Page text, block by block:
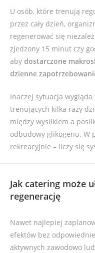
U osób, które trenują
przez cały dzień,
regenerować się
zjedzony 15 minut czy
aby dostarczone
dzienne
Inaczej sytuacja
trenujących kilka razy
między wysiłkiem a
odbudowy glikogenu. W
rekreacyjnie – liczy się
Jak catering może
regenerację
Nawet najlepiej
efektów bez
aktywnych zawodowo